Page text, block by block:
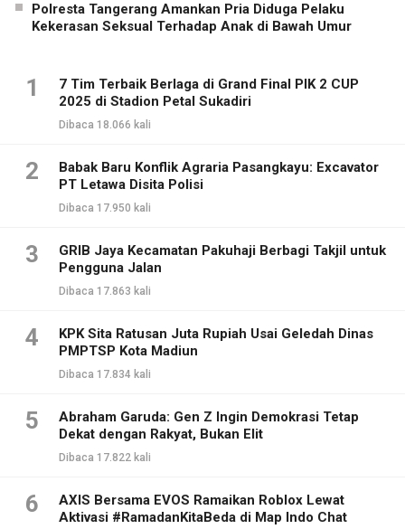
Polresta Tangerang Amankan Pria Diduga Pelaku
Kekerasan Seksual Terhadap Anak di Bawah Umur
1
7 Tim Terbaik Berlaga di Grand Final PIK 2 CUP
2025 di Stadion Petal Sukadiri
Dibaca 18.066 kali
2
Babak Baru Konflik Agraria Pasangkayu: Excavator
PT Letawa Disita Polisi
Dibaca 17.950 kali
3
GRIB Jaya Kecamatan Pakuhaji Berbagi Takjil untuk
Pengguna Jalan
Dibaca 17.863 kali
4
KPK Sita Ratusan Juta Rupiah Usai Geledah Dinas
PMPTSP Kota Madiun
Dibaca 17.834 kali
5
Abraham Garuda: Gen Z Ingin Demokrasi Tetap
Dekat dengan Rakyat, Bukan Elit
Dibaca 17.822 kali
6
AXIS Bersama EVOS Ramaikan Roblox Lewat
Aktivasi #RamadanKitaBeda di Map Indo Chat